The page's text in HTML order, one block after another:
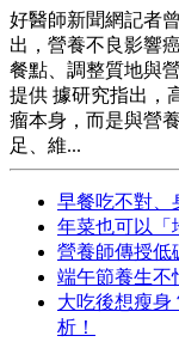
好醫師新聞網記者
出，營養不良影響
餐點、調整質地與
提供 據研究指出，
瘤本身，而是與營
足、維...
早餐吃不對、
年菜也可以「
營養師傳授低
端午節養生不
大吃後想瘦身
析！